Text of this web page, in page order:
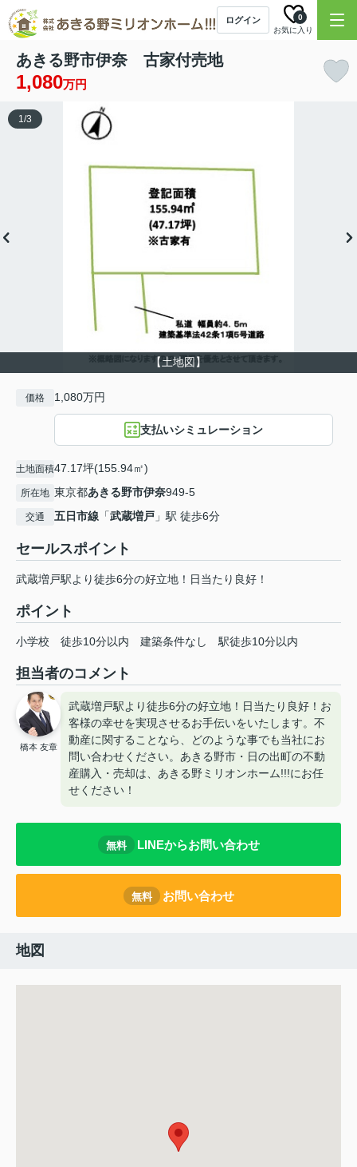
ログイン
お気に入り
0
あきる野市伊奈 古家付売地
1,080万円
【土地図】
1/3
価格 1,080万円
支払いシミュレーション
土地面積47.17坪(155.94㎡)
所在地 東京都あきる野市伊奈949-5
交通 五日市線 「武蔵増戸 」駅 徒歩6分
セールスポイント
武蔵増戸駅より徒歩6分の好立地！日当たり良好！
ポイント
小学校 徒歩10分以内 建築条件なし 駅徒歩10分以内
担当者のコメント
橋本 友章
武蔵増戸駅より徒歩6分の好立地！日当たり良好！お
客様の幸せを実現させるお手伝いをいたします。不
動産に関することなら、どのような事でも当社にお
問い合わせください。あきる野市・日の出町の不動
産購入・売却は、あきる野ミリオンホーム!!!にお任
せください！
無料 LINEからお問い合わせ
無料 お問い合わせ
地図